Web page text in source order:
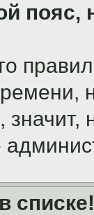
пояс,
списке!